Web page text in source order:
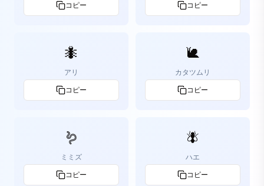
コピー コピー
🐜
アリ
コピー
🐌
カタツムリ
コピー
🪱
ミミズ
コピー
🪰
ハエ
コピー